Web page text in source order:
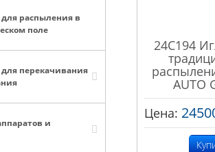
распыления в
поле
перекачивания
и
24C194
AUTO
Цена: